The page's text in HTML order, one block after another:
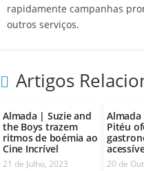
rapidamente campanhas
outros serviços.
Artigos
Almada | Suzie and
the Boys trazem
ritmos de boémia ao
Cine Incrível
21 de Julho, 2023
Pitéu
20 de